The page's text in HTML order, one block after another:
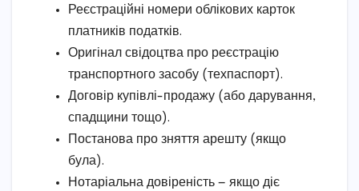
Реєстраційні номери облікових карток
платників податків.
Оригінал свідоцтва про реєстрацію
транспортного засобу (техпаспорт).
Договір купівлі-продажу (або дарування,
спадщини тощо).
Постанова про зняття арешту (якщо
була).
Нотаріальна довіреність — якщо діє